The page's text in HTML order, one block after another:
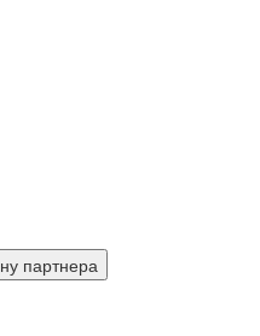
партнера